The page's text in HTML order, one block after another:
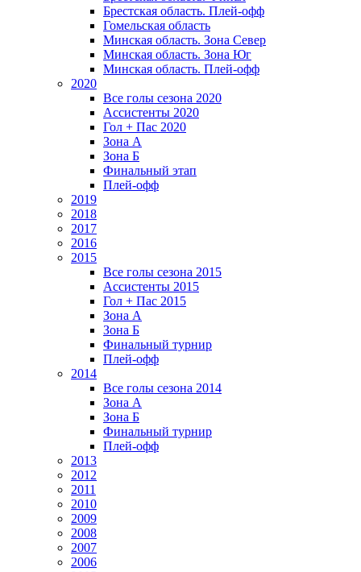
Брестская область. Плей-офф
Гомельская область
Минская область. Зона Север
Минская область. Зона Юг
Минская область. Плей-офф
2020
Все голы сезона 2020
Ассистенты 2020
Гол + Пас 2020
Зона А
Зона Б
Финальный этап
Плей-офф
2019
2018
2017
2016
2015
Все голы сезона 2015
Ассистенты 2015
Гол + Пас 2015
Зона А
Зона Б
Финальный турнир
Плей-офф
2014
Все голы сезона 2014
Зона А
Зона Б
Финальный турнир
Плей-офф
2013
2012
2011
2010
2009
2008
2007
2006